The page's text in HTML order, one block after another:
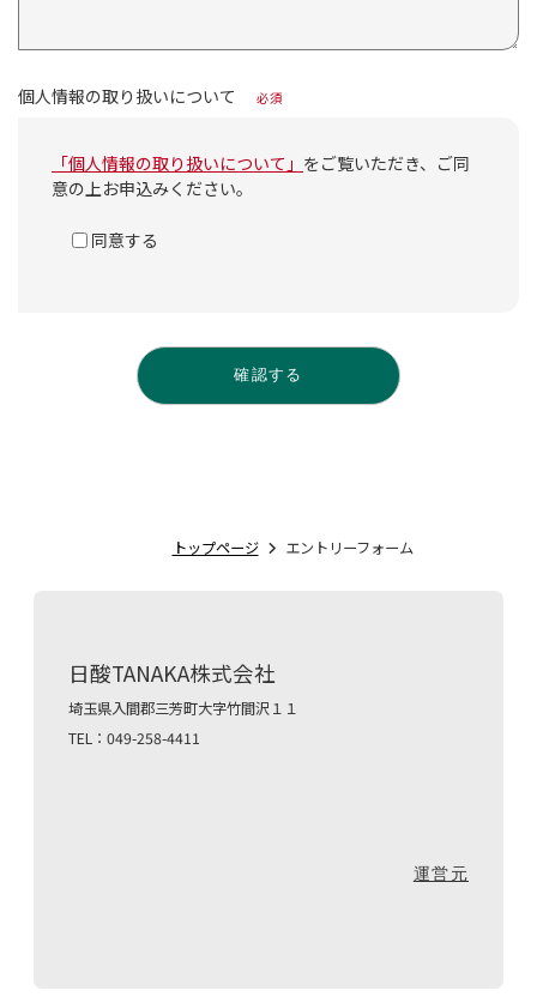
個人情報の取り扱いについて 必須
「個人情報の取り扱いについて」 をご覧いただき、ご同
意の上お申込みください。
同意する
確認する
トップページ エントリーフォーム
日酸TANAKA株式会社
埼玉県入間郡三芳町大字竹間沢１１
TEL：049-258-4411
運営元